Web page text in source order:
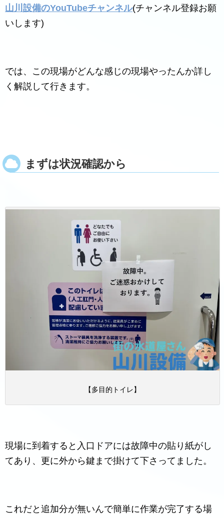
山川設備のYouTubeチャンネル(チャンネル登録お願
いします)
では、この現場がどんな感じの現場やったんか詳し
く解説して行きます。
まずは状況確認から
【多目的トイレ】
現場に到着すると入口ドアには故障中の貼り紙がし
てあり、更に外から鍵まで掛けて下さってました。
これだと追加分が無いんで簡単に作業が完了する場